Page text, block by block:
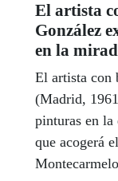
El artista
González
en la
El artista con
(Madrid,
pinturas en la
que acogerá